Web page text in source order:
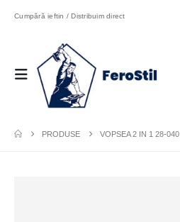
Cumpără ieftin / Distribuim direct
PRODUSE VOPSEA 2 IN 1 28-040